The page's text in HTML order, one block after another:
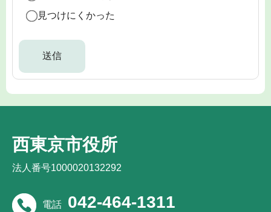
見つけにくかった
西東京市役所
法人番号1000020132292
電話 042-464-1311